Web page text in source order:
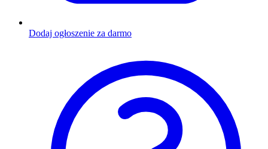
Dodaj ogłoszenie za darmo